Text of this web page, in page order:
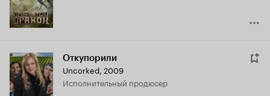
Откупорили
Uncorked, 2009
исполнительный продюсер